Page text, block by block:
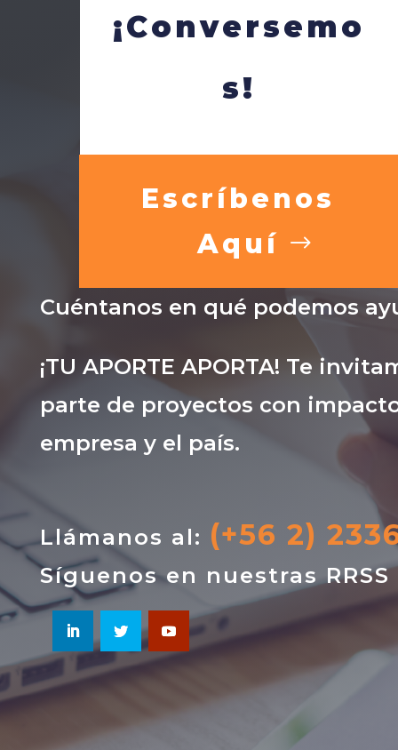
¡Conversemo
s!
Escríbenos
Aquí
Cuéntanos en qué podemos
¡TU APORTE APORTA! Te
parte de proyectos con
empresa y el país.
Llámanos al: (+56 2)
Síguenos en nuestras RRSS